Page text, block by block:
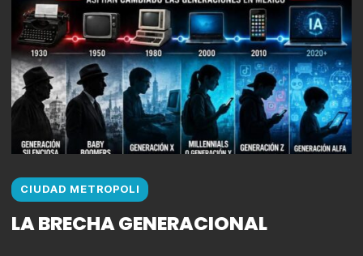
CIUDAD METROPOLI
LA BRECHA GENERACIONAL